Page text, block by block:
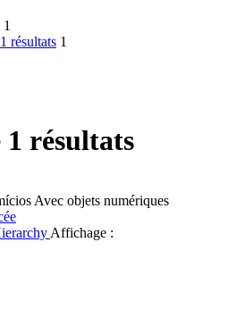
1
résultats 1
résultats
Avec objets numériques
Affichage :